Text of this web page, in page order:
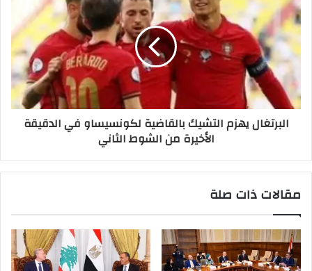
البرتغال يهزم التشيك بالقاضية لكونسيساو في الدقيقة
الأخيرة من الشوط الثاني
مقالات ذات صلة